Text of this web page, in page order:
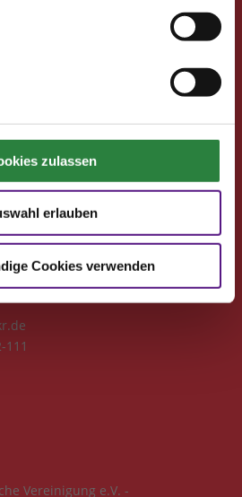
zulassen
erlauben
Cookies verwenden
Vereinigung
Club
Str. 13
111
Vereinigung e.V. -